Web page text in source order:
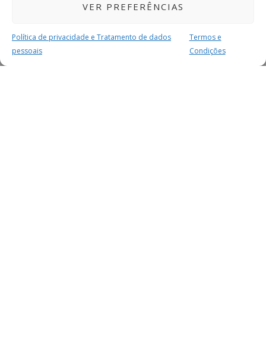
VER PREFERÊNCIAS
Política de privacidade e Tratamento de dados
pessoais
Termos e
Condições